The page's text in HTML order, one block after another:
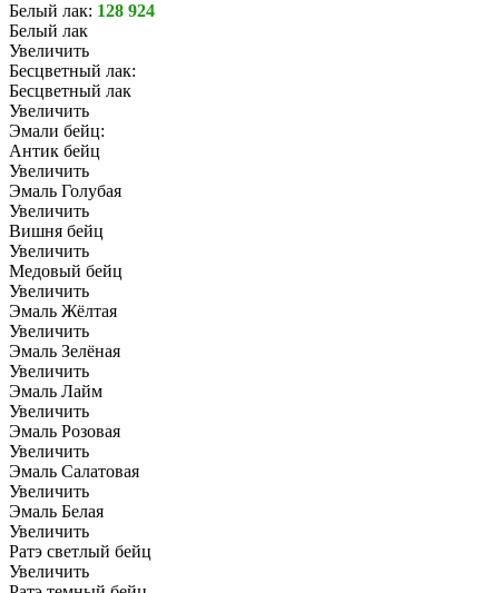
Белый лак: 128 924
Белый лак
Увеличить
Бесцветный лак:
Бесцветный лак
Увеличить
Эмали бейц:
Антик бейц
Увеличить
Эмаль Голубая
Увеличить
Вишня бейц
Увеличить
Медовый бейц
Увеличить
Эмаль Жёлтая
Увеличить
Эмаль Зелёная
Увеличить
Эмаль Лайм
Увеличить
Эмаль Розовая
Увеличить
Эмаль Салатовая
Увеличить
Эмаль Белая
Увеличить
Ратэ светлый бейц
Увеличить